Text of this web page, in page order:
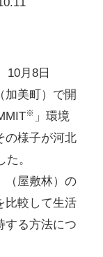
10月8日
加美町）で開
※ 」環境
の様子が河北
。
（屋敷林）の
比較して生活
する方法につ